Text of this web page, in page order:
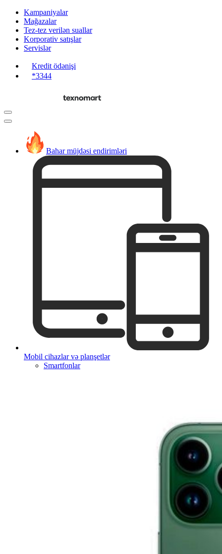
Kampaniyalar
Mağazalar
Tez-tez verilən suallar
Korporativ satışlar
Servislər
Kredit ödənişi
*3344
Bahar müjdəsi endirimləri
Mobil cihazlar və planşetlər
Smartfonlar